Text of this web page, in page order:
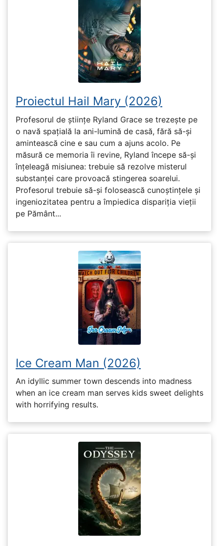
Proiectul Hail Mary (2026)
Profesorul de științe Ryland Grace se trezește pe
o navă spațială la ani-lumină de casă, fără să-și
amintească cine e sau cum a ajuns acolo. Pe
măsură ce memoria îi revine, Ryland începe să-și
înțeleagă misiunea: trebuie să rezolve misterul
substanței care provoacă stingerea soarelui.
Profesorul trebuie să-și folosească cunoștințele și
ingeniozitatea pentru a împiedica dispariția vieții
pe Pământ...
Ice Cream Man (2026)
An idyllic summer town descends into madness
when an ice cream man serves kids sweet delights
with horrifying results.